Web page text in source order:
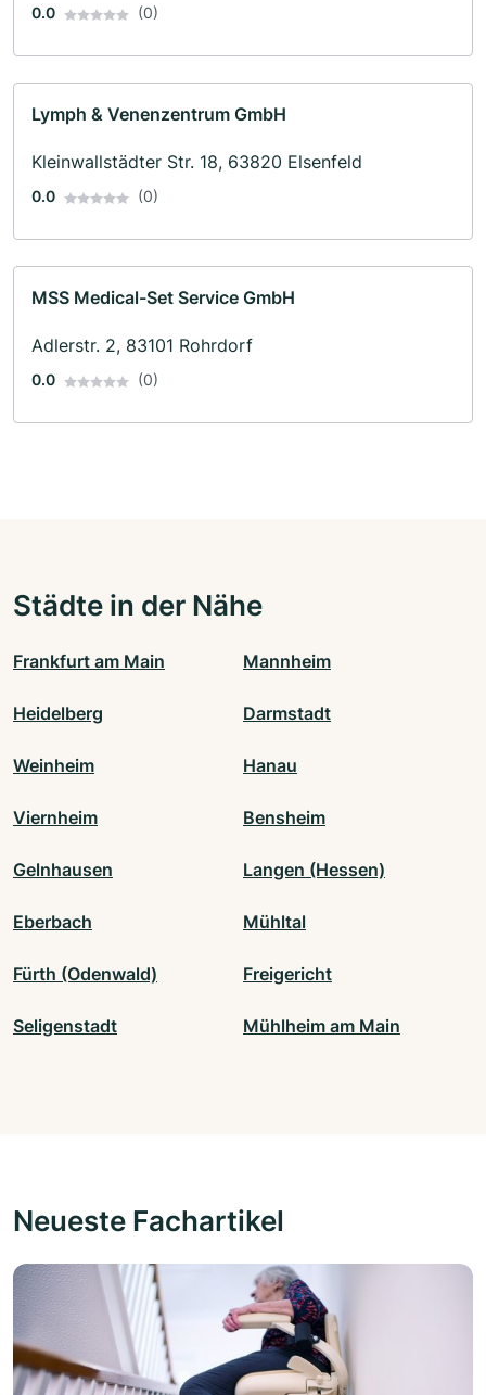
0.0 (0)
Lymph & Venenzentrum GmbH
Kleinwallstädter Str. 18, 63820 Elsenfeld
0.0 (0)
MSS Medical-Set Service GmbH
Adlerstr. 2, 83101 Rohrdorf
0.0 (0)
Städte in der Nähe
Frankfurt am Main Mannheim
Heidelberg Darmstadt
Weinheim Hanau
Viernheim Bensheim
Gelnhausen Langen (Hessen)
Eberbach Mühltal
Fürth (Odenwald) Freigericht
Seligenstadt Mühlheim am Main
Neueste Fachartikel